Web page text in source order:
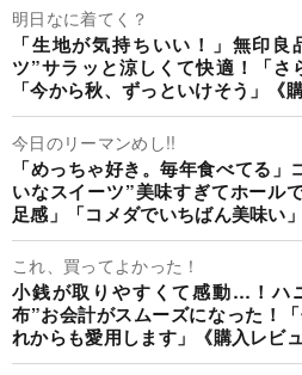
明日なに着てく？
「生地が気持ちいい！」無印
ツ”サラッと涼しくて快適！「さ
「今から秋、ずっといけそう」《
今日のリーマンめし!!
「めっちゃ好き。毎年食べてる
いなスイーツ”美味すぎてホール
足感」「コメダでいちばん美味い
これ、買ってよかった！
小銭が取りやすくて感動…！ハ
布”お会計がスムーズになった！
れからも愛用します」《購入レビュ